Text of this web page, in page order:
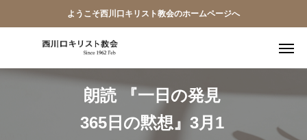
ようこそ西川口キリスト教会のホームページへ
朗読 『一日の発見
365日の黙想』3月1
教会員ページ
ようこそ桜並木の教会へ